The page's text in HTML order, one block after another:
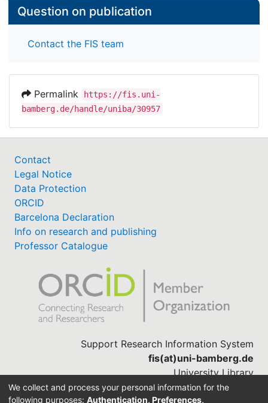
Question on publication
Contact the FIS team
Permalink
https://fis.uni-
bamberg.de/handle/uniba/30957
Contact
Legal Notice
Data Protection
ORCID
Barcelona Declaration
Info on research and publishing
Professor Catalogue
Support Research Information System
fis(at)uni-bamberg.de
University Library
(0951) 863-1568
We collect and process your personal information for the
following purposes: Authentication, Preferences,